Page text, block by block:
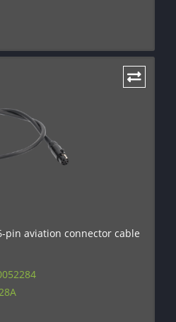
pin aviation connector cable